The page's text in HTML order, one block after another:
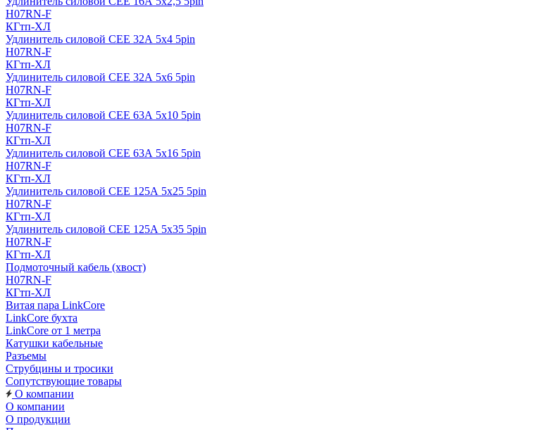
H07RN-F
КГтп-ХЛ
Удлинитель силовой CEE 32А 5x4 5pin
H07RN-F
КГтп-ХЛ
Удлинитель силовой CEE 32А 5x6 5pin
H07RN-F
КГтп-ХЛ
Удлинитель силовой CEE 63А 5x10 5pin
H07RN-F
КГтп-ХЛ
Удлинитель силовой CEE 63А 5x16 5pin
H07RN-F
КГтп-ХЛ
Удлинитель силовой CEE 125А 5x25 5pin
H07RN-F
КГтп-ХЛ
Удлинитель силовой CEE 125А 5x35 5pin
H07RN-F
КГтп-ХЛ
Подмоточный кабель (хвост)
H07RN-F
КГтп-ХЛ
Витая пара LinkCore
LinkCore бухта
LinkCore от 1 метра
Катушки кабельные
Разъемы
Струбцины и тросики
Сопутствующие товары
О компании
О компании
О продукции